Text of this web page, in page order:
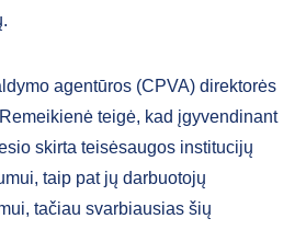
agentūros (CPVA) direktorės
teigė, kad įgyvendinant
skirta teisėsaugos institucijų
taip pat jų darbuotojų
tačiau svarbiausias šių